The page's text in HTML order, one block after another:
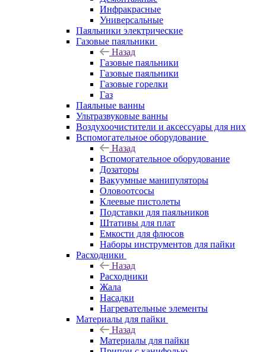
Инфракрасные
Универсальные
Паяльники электрические
Газовые паяльники
Назад
Газовые паяльники
Газовые паяльники
Газовые горелки
Газ
Паяльные ванны
Ультразвуковые ванны
Воздухоочистители и аксессуары для них
Вспомогательное оборудование
Назад
Вспомогательное оборудование
Дозаторы
Вакуумные манипуляторы
Оловоотсосы
Клеевые пистолеты
Подставки для паяльников
Штативы для плат
Емкости для флюсов
Наборы инструментов для пайки
Расходники
Назад
Расходники
Жала
Насадки
Нагревательные элементы
Материалы для пайки
Назад
Материалы для пайки